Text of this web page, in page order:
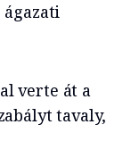
verte át a
tavaly,